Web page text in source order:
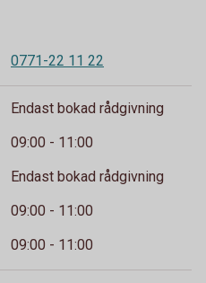
0771-22 11 22
Endast bokad rådgivning
09:00 - 11:00
Endast bokad rådgivning
09:00 - 11:00
09:00 - 11:00